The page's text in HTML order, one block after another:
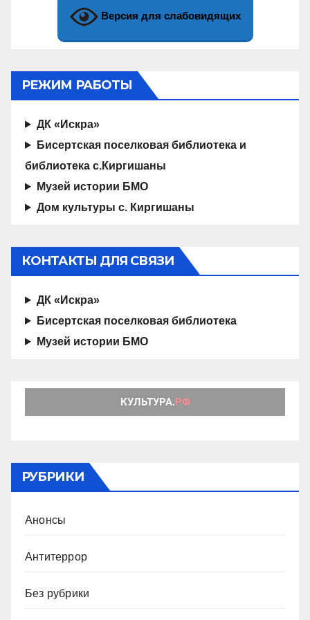
Версия для слабовидящих
РЕЖИМ РАБОТЫ
ДК «Искра»
Бисертская поселковая библиотека и
библиотека с.Киргишаны
Музей истории БМО
Дом культуры с. Киргишаны
КОНТАКТЫ ДЛЯ СВЯЗИ
ДК «Искра»
Бисертская поселковая библиотека
Музей истории БМО
РУБРИКИ
Анонсы
Антитеррор
Без рубрики